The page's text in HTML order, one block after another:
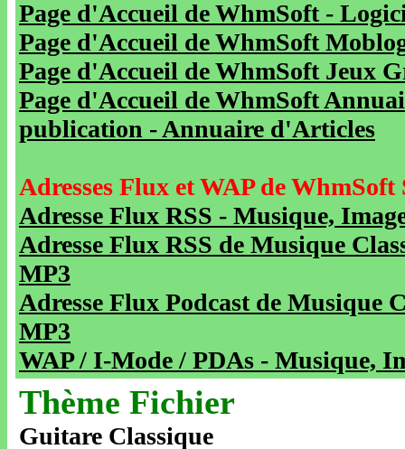
Page d'Accueil de WhmSoft -
Page d'Accueil de WhmSoft
Page d'Accueil de WhmSoft Jeux
Page d'Accueil de WhmSoft
publication - Annuaire d'Articles
Adresses Flux et WAP de WhmSoft
Adresse Flux RSS - Musique,
Adresse Flux RSS de Musique
MP3
Adresse Flux Podcast de Musique
MP3
WAP / I-Mode / PDAs - Musique,
Thème Fichier
Guitare Classique